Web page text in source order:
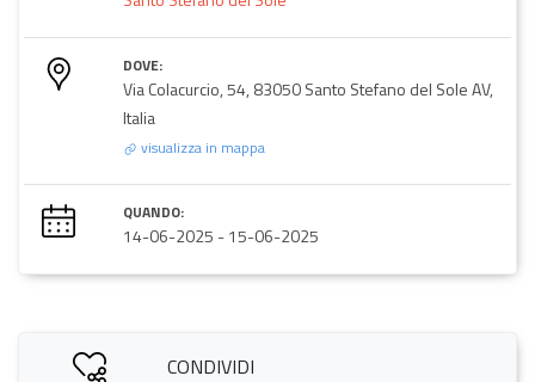
DOVE:
Via Colacurcio, 54, 83050 Santo Stefano del Sole AV,
Italia
visualizza in mappa
QUANDO:
14-06-2025 -15-06-2025
CONDIVIDI